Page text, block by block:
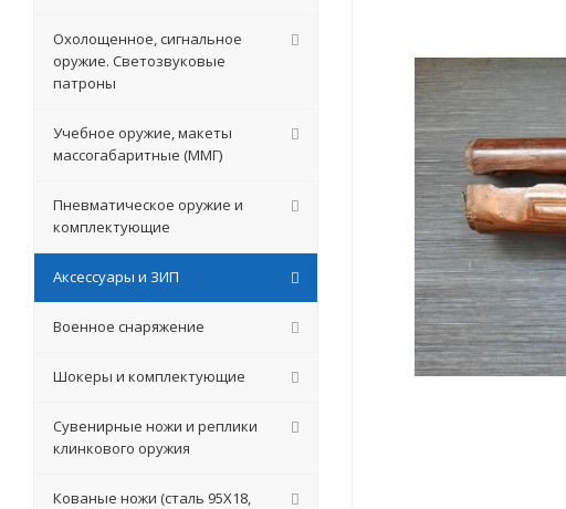
Охолощенное, сигнальное
оружие. Светозвуковые
патроны
Учебное оружие, макеты
массогабаритные (ММГ)
Пневматическое оружие и
комплектующие
Аксессуары и ЗИП
Военное снаряжение
Шокеры и комплектующие
Сувенирные ножи и реплики
клинкового оружия
Кованые ножи (сталь 95Х18,